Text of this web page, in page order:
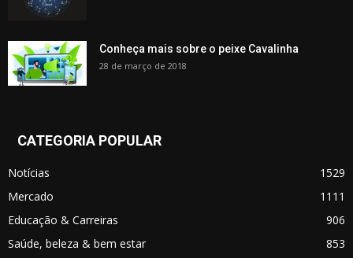
Conheça mais sobre o peixe Cavalinha
28 de março de 2018
CATEGORIA POPULAR
Notícias
1529
Mercado
1111
Educação & Carreiras
906
Saúde, beleza & bem estar
853